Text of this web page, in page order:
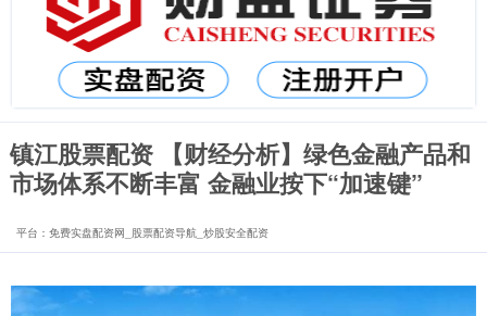
镇江股票配资 【财经分析】绿色金融产品和
市场体系不断丰富 金融业按下“加速键”
平台：免费实盘配资网_股票配资导航_炒股安全配资